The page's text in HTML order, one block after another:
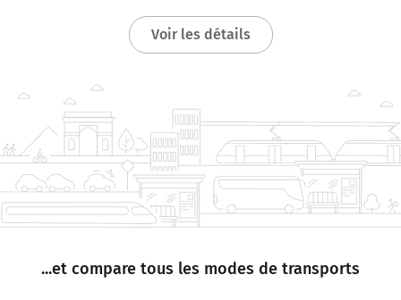
Voir les détails
...et compare tous les modes de transports